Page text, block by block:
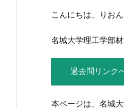
こんにちは、りおん
名城大学理工学部
過去問リンク
本ページは、名城